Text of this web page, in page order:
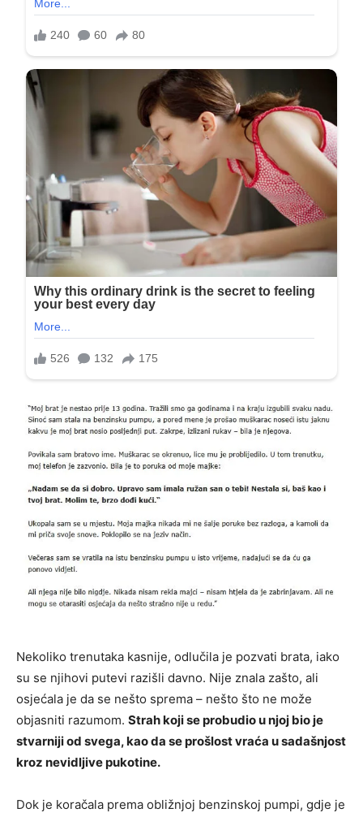
Nekoliko trenutaka kasnije, odlučila je pozvati brata, iako
su se njihovi putevi razišli davno. Nije znala zašto, ali
osjećala je da se nešto sprema – nešto što ne može
objasniti razumom. Strah koji se probudio u njoj bio je
stvarniji od svega, kao da se prošlost vraća u sadašnjost
kroz nevidljive pukotine.
Dok je koračala prema obližnjoj benzinskoj pumpi, gdje je